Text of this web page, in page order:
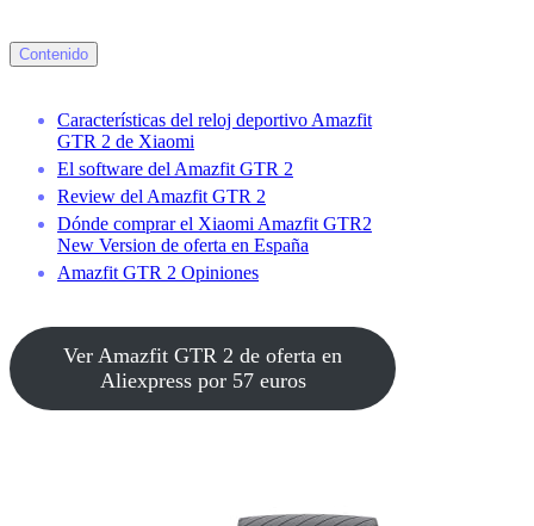
Contenido
Características del reloj deportivo Amazfit
GTR 2 de Xiaomi
El software del Amazfit GTR 2
Review del Amazfit GTR 2
Dónde comprar el Xiaomi Amazfit GTR2
New Version de oferta en España
Amazfit GTR 2 Opiniones
Ver Amazfit GTR 2 de oferta en
Aliexpress por 57 euros